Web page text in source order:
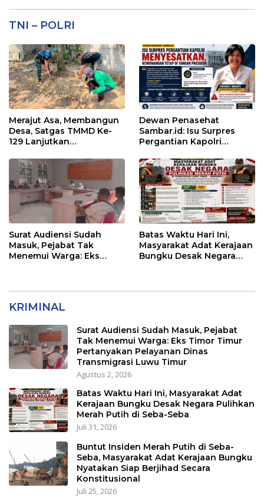
TNI – POLRI
Merajut Asa, Membangun
Desa, Satgas TMMD Ke-
129 Lanjutkan
Dewan Penasehat
Sambar.id: Isu Surpres
Pergantian Kapolri
Kewenangan Mutlak di
Tangan Presiden
Surat Audiensi Sudah
Masuk, Pejabat Tak
Menemui Warga: Eks
Batas Waktu Hari Ini,
Masyarakat Adat Kerajaan
Bungku Desak Negara
KRIMINAL
Surat Audiensi Sudah Masuk, Pejabat
Tak Menemui Warga: Eks Timor Timur
Pertanyakan Pelayanan Dinas
Transmigrasi Luwu Timur
Agustus 2, 2026
Batas Waktu Hari Ini, Masyarakat Adat
Kerajaan Bungku Desak Negara Pulihkan
Merah Putih di Seba-Seba
Juli 31, 2026
Buntut Insiden Merah Putih di Seba-
Seba, Masyarakat Adat Kerajaan Bungku
Nyatakan Siap Berjihad Secara
Konstitusional
Juli 25, 2026